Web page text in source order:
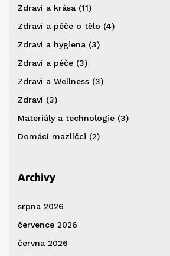
Zdraví a krása (11)
Zdraví a péče o tělo (4)
Zdraví a hygiena (3)
Zdraví a péče (3)
Zdraví a Wellness (3)
Zdraví (3)
Materiály a technologie (3)
Domácí mazlíčci (2)
Archivy
srpna 2026
července 2026
června 2026